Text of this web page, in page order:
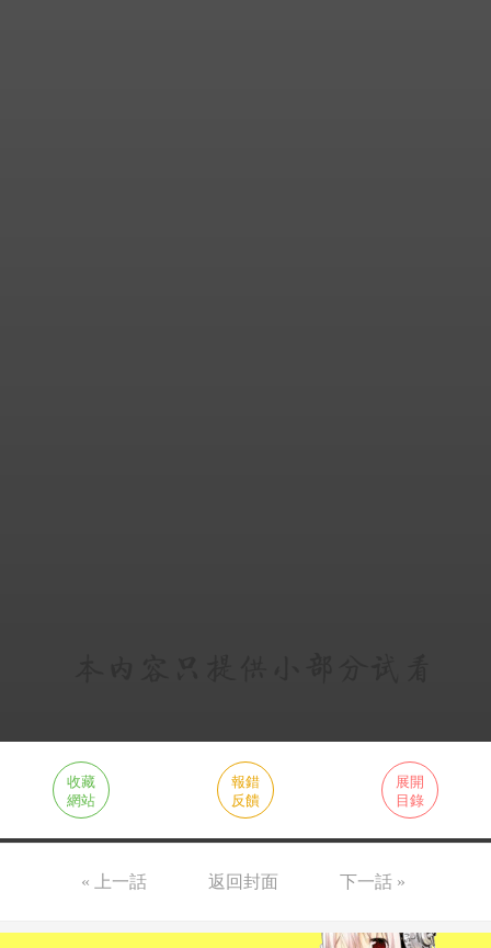
收藏
網站
報錯
反饋
展開
目錄
« 上一話 返回封面 下一話 »